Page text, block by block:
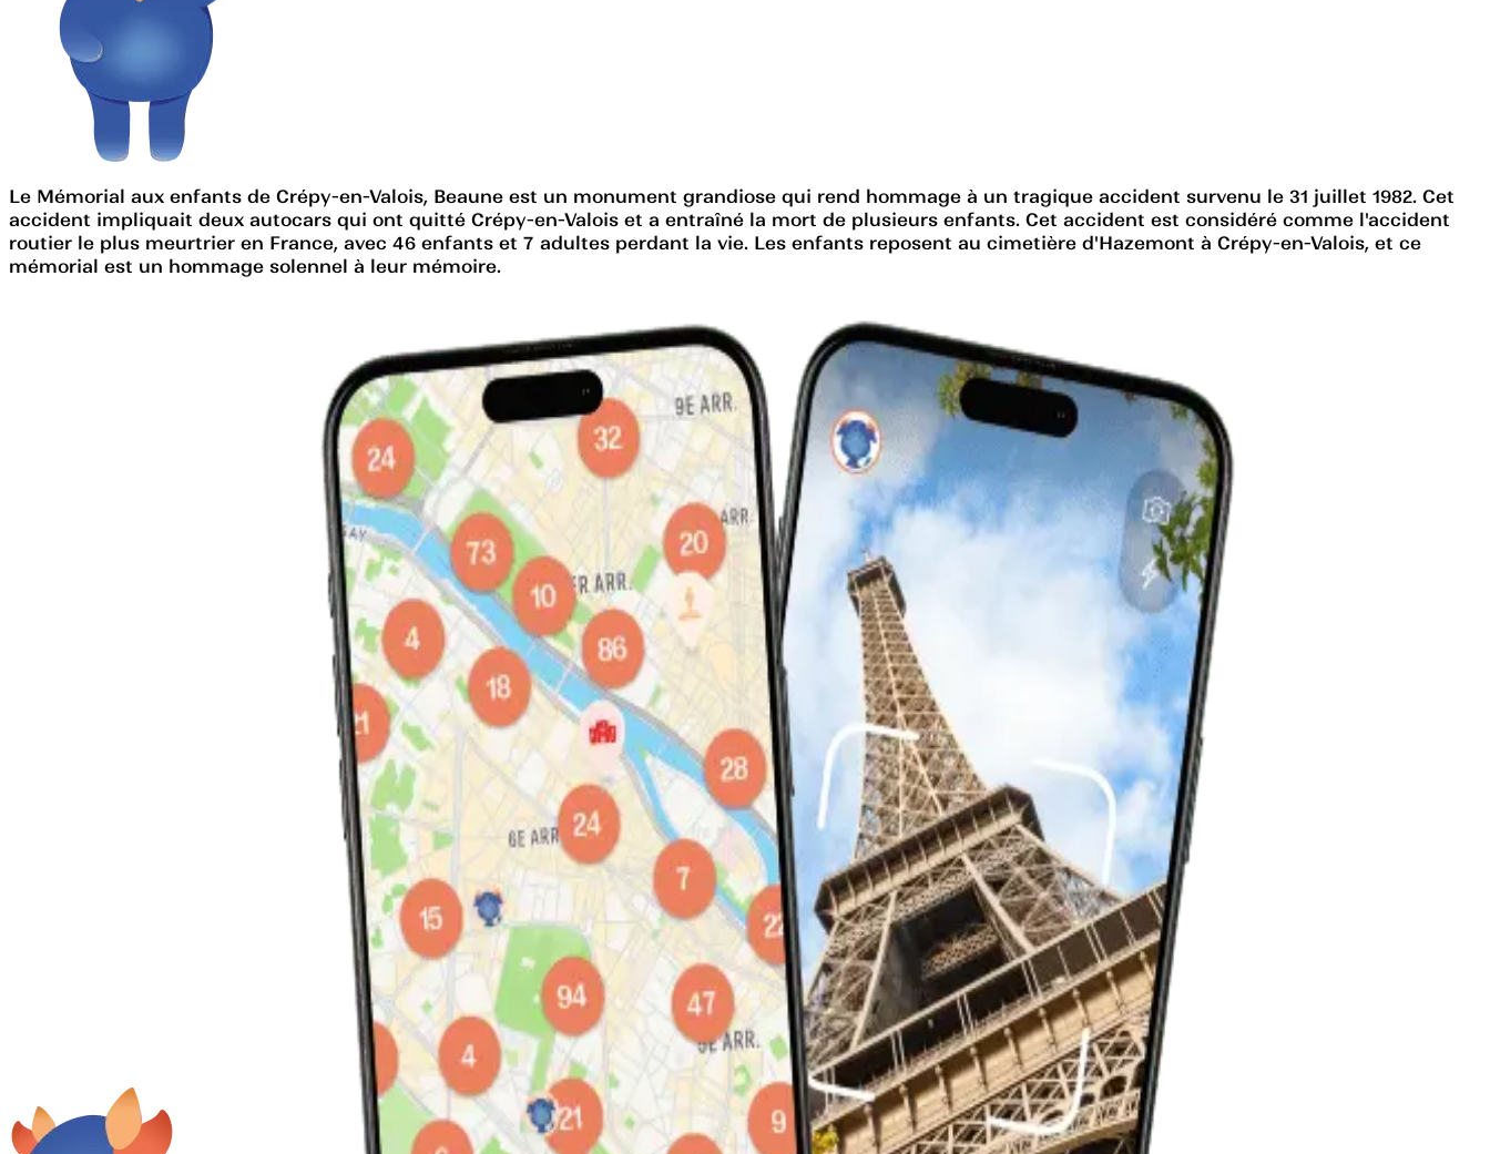
Le Mémorial aux enfants de Crépy-en-Valois, Beaune est un monument grandiose qui rend hommage à un tragique accident survenu le 31 juillet 1982. Cet
accident impliquait deux autocars qui ont quitté Crépy-en-Valois et a entraîné la mort de plusieurs enfants. Cet accident est considéré comme l'accident
routier le plus meurtrier en France, avec 46 enfants et 7 adultes perdant la vie. Les enfants reposent au cimetière d'Hazemont à Crépy-en-Valois, et ce
mémorial est un hommage solennel à leur mémoire.